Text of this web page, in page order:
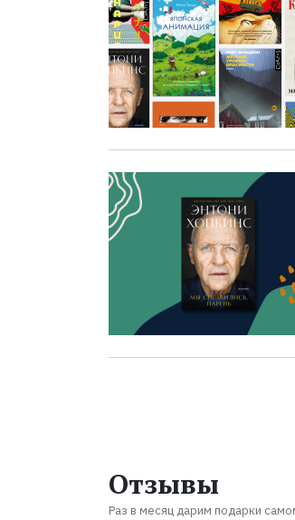
Отзывы
Раз в месяц дарим подарки